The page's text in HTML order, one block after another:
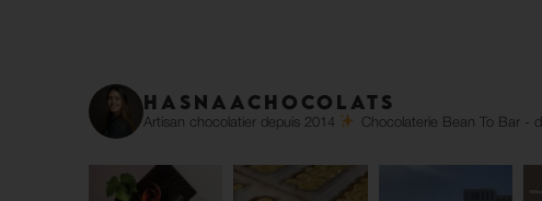
hasnaachocolats
Artisan chocolatier depuis 2014 Chocolaterie Bean To Bar -